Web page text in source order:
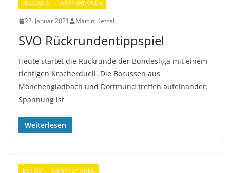
ALLGEMEIN INFORMATIONEN
22. Januar 2021 Martin Hetzel
SVO Rückrundentippspiel
Heute startet die Rückrunde der Bundesliga mit einem
richtigen Kracherduell. Die Borussen aus
Mönchengladbach und Dortmund treffen aufeinander.
Spannung ist
Weiterlesen
DER SVO INFORMATIONEN